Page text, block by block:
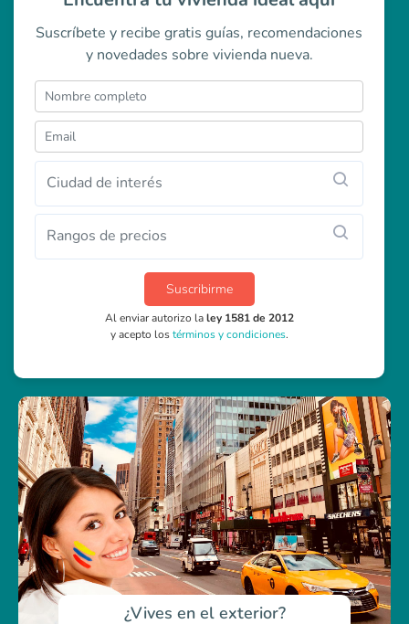
Suscríbete y recibe gratis guías, recomendaciones
y novedades sobre vivienda nueva.
Ciudad de interés
Rangos de precios
Suscribirme
Al enviar autorizo laley 1581 de 2012
y acepto lostérminos y condiciones.
¿Vives en el exterior?